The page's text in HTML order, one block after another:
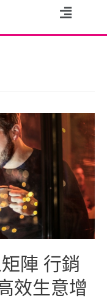
陣 行銷
效生意增